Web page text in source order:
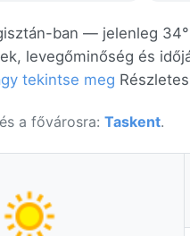
ban — jelenleg
levegőminőség és
tekintse meg
a fővárosra: Taskent.